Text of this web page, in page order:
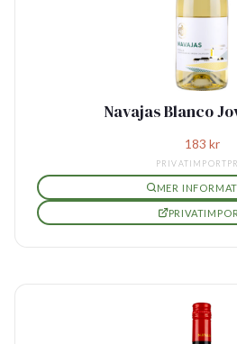
Navajas Blanco
183 kr
MER